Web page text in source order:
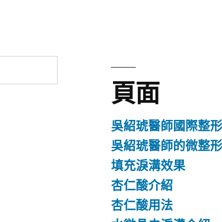
頁面
吳紹琥醫師國際整
吳紹琥醫師的微整
填充淚溝效果
杏仁酸介紹
杏仁酸用法